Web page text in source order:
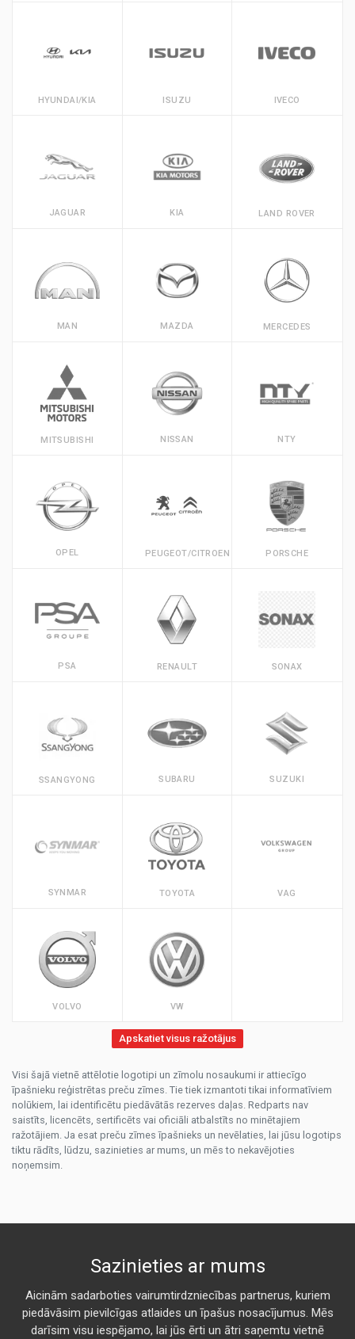
HYUNDAI/KIA ISUZU IVECO
JAGUAR KIA LAND ROVER
MAN MAZDA MERCEDES
MITSUBISHI NISSAN NTY
OPEL PEUGEOT/CITROEN PORSCHE
PSA RENAULT SONAX
SSANGYONG SUBARU SUZUKI
SYNMAR TOYOTA VAG
VOLVO VW
Apskatiet visus ražotājus
Visi šajā vietnē attēlotie logotipi un zīmolu nosaukumi ir attiecīgo
īpašnieku reģistrētas preču zīmes. Tie tiek izmantoti tikai informatīviem
nolūkiem, lai identificētu piedāvātās rezerves daļas. Redparts nav
saistīts, licencēts, sertificēts vai oficiāli atbalstīts no minētajiem
ražotājiem. Ja esat preču zīmes īpašnieks un nevēlaties, lai jūsu logotips
tiktu rādīts, lūdzu, sazinieties ar mums, un mēs to nekavējoties
noņemsim.
Sazinieties ar mums
Aicinām sadarboties vairumtirdzniecības partnerus, kuriem
piedāvāsim pievilcīgas atlaides un īpašus nosacījumus. Mēs
darīsim visu iespējamo, lai jūs ērti un ātri saņemtu vietnē